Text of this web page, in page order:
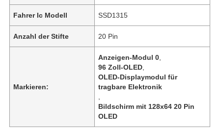
Fahrer Ic Modell SSD1315
Anzahl der Stifte 20 Pin
Markieren:
Anzeigen-Modul 0
96 Zoll-OLED
OLED-Displaymodul für
tragbare Elektronik
Bildschirm mit 128x64 20 Pin
OLED